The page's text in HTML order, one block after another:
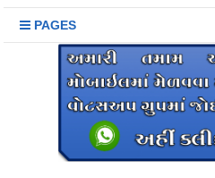
PAGES